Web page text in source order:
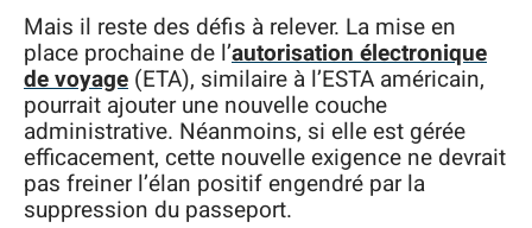
Mais il reste des défis à relever. La mise en
place prochaine de l’autorisation électronique
de voyage (ETA), similaire à l’ESTA américain,
pourrait ajouter une nouvelle couche
administrative. Néanmoins, si elle est gérée
efficacement, cette nouvelle exigence ne devrait
pas freiner l’élan positif engendré par la
suppression du passeport.